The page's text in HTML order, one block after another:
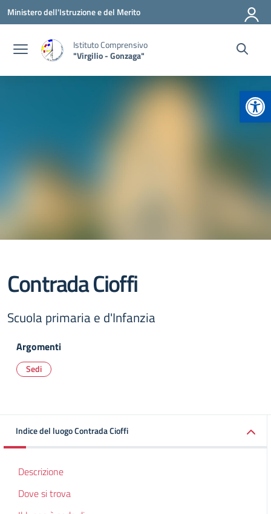
Vai ai contenuti
Vai al menu di navigazione
Vai al footer
Ministero dell'Istruzione e del Merito
Istituto Comprensivo
"Virgilio - Gonzaga"
Contrada Cioffi
Scuola primaria e d'Infanzia
Argomenti
Sedi
Indice del luogo Contrada Cioffi
Descrizione
Dove si trova